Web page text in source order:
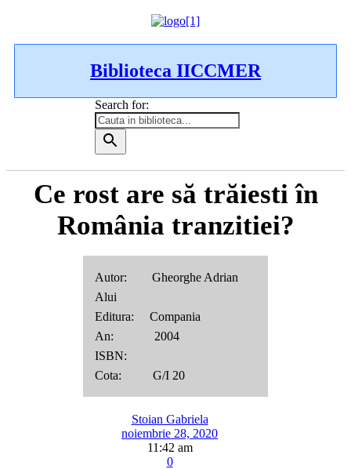
Biblioteca IICCMER
Search for:
Ce rost are să trăiesti în
România tranzitiei?
Autor: Gheorghe Adrian
Alui
Editura: Compania
An: 2004
ISBN:
Cota: G/I 20
Stoian Gabriela
noiembrie 28, 2020
11:42 am
0